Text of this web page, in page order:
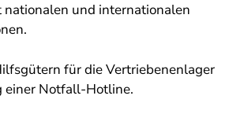
nationalen und internationalen
für die Vertriebenenlager
einer Notfall-Hotline.